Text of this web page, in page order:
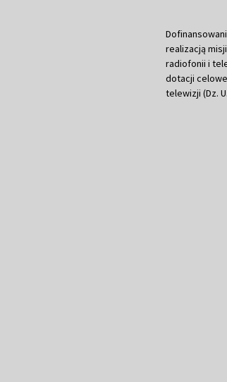
realizacją
radiofonii i
dotacji
telewizji (Dz.